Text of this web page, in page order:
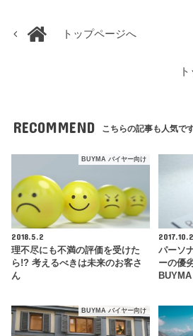
トップページへ
RECOMMEND こちらの記事も人気です
BUYMA バイヤー向け
2018.5.2
理不尽にも不満の評価を受けた
ら!? 考えるべきは未来のお客さ
ん
パーソ
ーの優
BUYMA バイヤー向け